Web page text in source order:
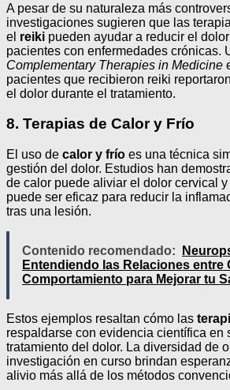
A pesar de su naturaleza más
investigaciones sugieren que las
el reiki pueden ayudar a reducir el
pacientes con enfermedades crónicas.
Complementary Therapies in Medicine
pacientes que recibieron reiki
el dolor durante el tratamiento.
8. Terapias de Calor y Frío
El uso de calor y frío es una técnica
gestión del dolor. Estudios han
de calor puede aliviar el dolor cervical
puede ser eficaz para reducir la
tras una lesión.
Contenido recomendado:
Entendiendo las Relaciones entre
Comportamiento para Mejorar tu
Estos ejemplos resaltan cómo las
respaldarse con evidencia científica en
tratamiento del dolor. La diversidad de
investigación en curso brindan
alivio más allá de los métodos